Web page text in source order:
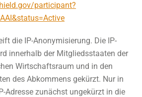
participant?
die IP-Anonymisierung. Die IP-
innerhalb der Mitgliedsstaaten der
Wirtschaftsraum und in den
des Abkommens gekürzt. Nur in
Adresse zunächst ungekürzt in die